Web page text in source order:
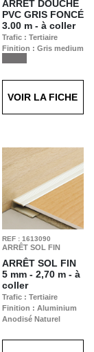
ARRÊT DOUCHE
PVC GRIS FONCÉ
3.00 m - à coller
Trafic : Tertiaire
Finition : Gris medium
VOIR LA FICHE
REF : 1613090
ARRÊT SOL FIN
ARRÊT SOL FIN
5 mm - 2,70 m - à
coller
Trafic : Tertiaire
Finition : Aluminium
Anodisé Naturel